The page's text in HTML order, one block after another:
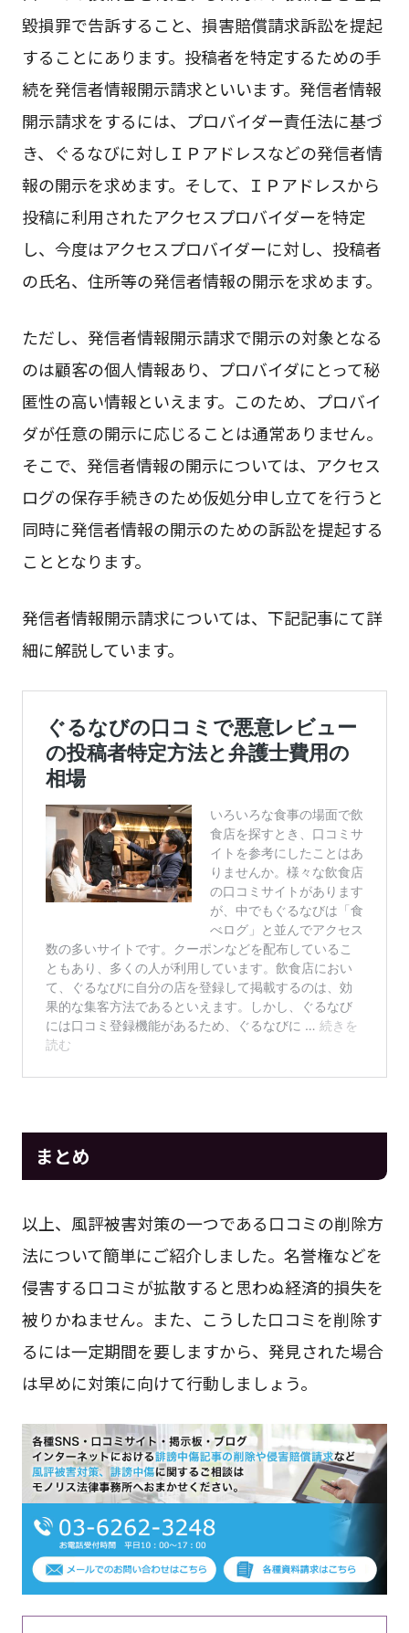
毀損罪で告訴すること、損害賠償請求訴訟を提起
することにあります。投稿者を特定するための手
続を発信者情報開示請求といいます。発信者情報
開示請求をするには、プロバイダー責任法に基づ
き、ぐるなびに対しＩＰアドレスなどの発信者情
報の開示を求めます。そして、ＩＰアドレスから
投稿に利用されたアクセスプロバイダーを特定
し、今度はアクセスプロバイダーに対し、投稿者
の氏名、住所等の発信者情報の開示を求めます。
ただし、発信者情報開示請求で開示の対象となる
のは顧客の個人情報あり、プロバイダにとって秘
匿性の高い情報といえます。このため、プロバイ
ダが任意の開示に応じることは通常ありません。
そこで、発信者情報の開示については、アクセス
ログの保存手続きのため仮処分申し立てを行うと
同時に発信者情報の開示のための訴訟を提起する
こととなります。
発信者情報開示請求については、下記記事にて詳
細に解説しています。
まとめ
以上、風評被害対策の一つである口コミの削除方
法について簡単にご紹介しました。名誉権などを
侵害する口コミが拡散すると思わぬ経済的損失を
被りかねません。また、こうした口コミを削除す
るには一定期間を要しますから、発見された場合
は早めに対策に向けて行動しましょう。